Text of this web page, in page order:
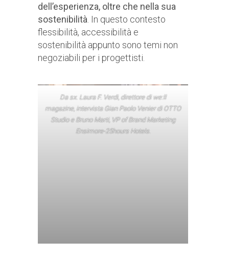
dell’esperienza, oltre che nella sua
sostenibilità . In questo contesto
flessibilità, accessibilità e
sostenibilità appunto sono temi non
negoziabili per i progettisti.
Da sx. Laura F. Verdi, direttore di we:ll
magazine, intervista Gian Paolo Venier di OTTO
Studio e Bruno Marti, VP of Brand Marketing
Ensimore-25hours Hotels.